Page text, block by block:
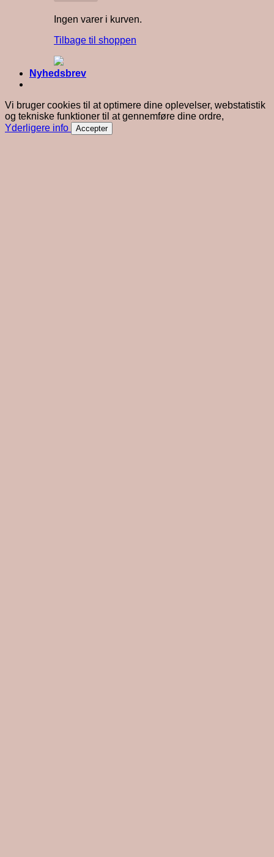
Ingen varer i kurven.
Tilbage til shoppen
Nyhedsbrev
Vi bruger cookies til at optimere dine oplevelser, webstatistik
og tekniske funktioner til at gennemføre dine ordre,
Yderligere info
Accepter